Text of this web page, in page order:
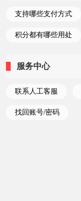
支持哪些支付方式
积分都有哪些用处
服务中心
联系人工客服
找回账号/密码